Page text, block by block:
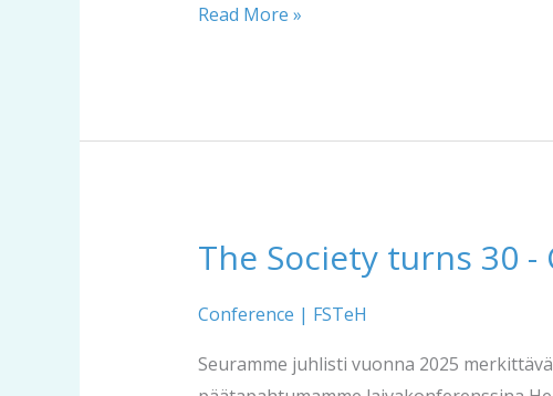
Read More »
The Society turns 30
Conference | FSTeH
Seuramme juhlisti vuonna 2025
The
turns
-